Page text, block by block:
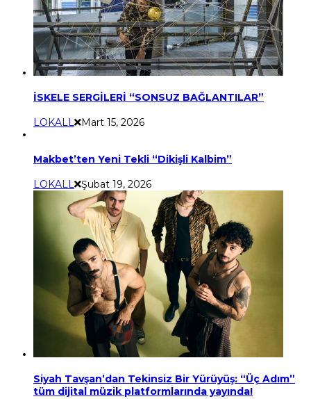
İSKELE SERGİLERİ “SONSUZ BAĞLANTILAR”
LOKALL Mart 15, 2026
Makbet’ten Yeni Tekli “Dikişli Kalbim”
LOKALL Şubat 19, 2026
Siyah Tavşan’dan Tekinsiz Bir Yürüyüş: “Üç Adım”
tüm dijital müzik platformlarında yayında!